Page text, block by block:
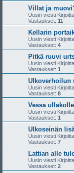
Villat ja
Uusin viesti
Vastaukset: 11
Kellarin
Uusin viesti
Vastaukset: 4
Pitkä ruuvi
Uusin viesti
Vastaukset: 1
Ulkoverhoilun
Uusin viesti
Vastaukset: 8
Vessa ullakolle
Uusin viesti
Vastaukset: 1
Ulkoseinän
Uusin viesti
Vastaukset: 7
Lattian alle
Uusin viesti
Vastaukset: 2